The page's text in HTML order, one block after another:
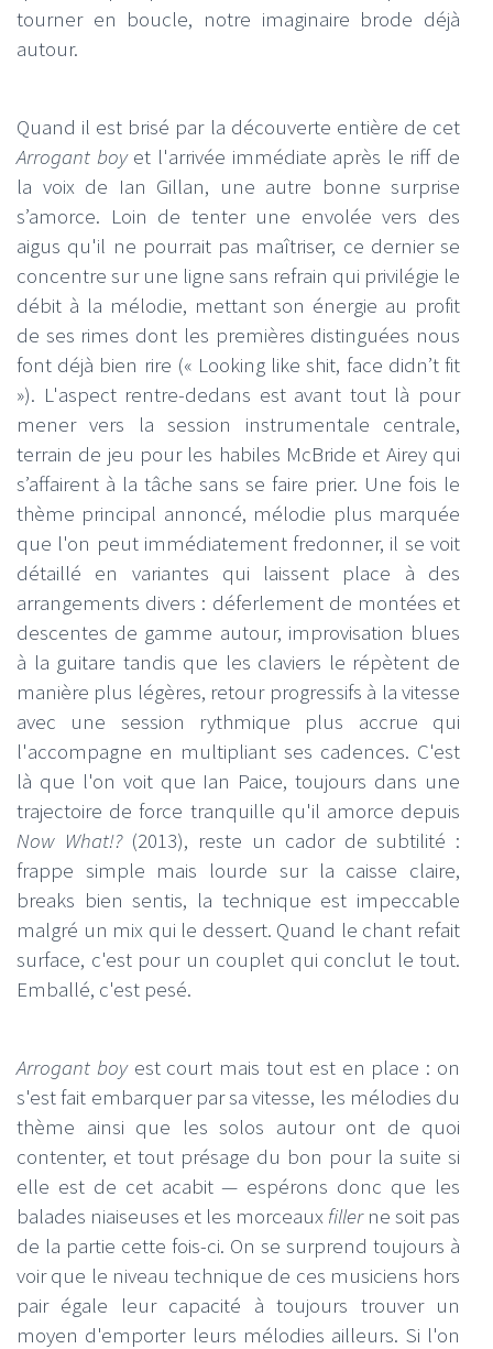
tourner en boucle, notre imaginaire brode déjà
autour.
Quand il est brisé par la découverte entière de cet
Arrogant boyet l'arrivée immédiate après le riff de
la voix de Ian Gillan, une autre bonne surprise
s’amorce. Loin de tenter une envolée vers des
aigus qu'il ne pourrait pas maîtriser, ce dernier se
concentre sur une ligne sans refrain qui privilégie le
débit à la mélodie, mettant son énergie au profit
de ses rimes dont les premières distinguées nous
font déjà bien rire (« Looking like shit, face didn’t fit
»). L'aspect rentre-dedans est avant tout là pour
mener vers la session instrumentale centrale,
terrain de jeu pour les habiles McBride et Airey qui
s’affairent à la tâche sans se faire prier. Une fois le
thème principal annoncé, mélodie plus marquée
que l'on peut immédiatement fredonner, il se voit
détaillé en variantes qui laissent place à des
arrangements divers : déferlement de montées et
descentes de gamme autour, improvisation blues
à la guitare tandis que les claviers le répètent de
manière plus légères, retour progressifs à la vitesse
avec une session rythmique plus accrue qui
l'accompagne en multipliant ses cadences. C'est
là que l'on voit que Ian Paice, toujours dans une
trajectoire de force tranquille qu'il amorce depuis
Now What!?(2013), reste un cador de subtilité :
frappe simple mais lourde sur la caisse claire,
breaks bien sentis, la technique est impeccable
malgré un mix qui le dessert. Quand le chant refait
surface, c'est pour un couplet qui conclut le tout.
Emballé, c'est pesé.
Arrogant boyest court mais tout est en place : on
s'est fait embarquer par sa vitesse, les mélodies du
thème ainsi que les solos autour ont de quoi
contenter, et tout présage du bon pour la suite si
elle est de cet acabit — espérons donc que les
balades niaiseuses et les morceaux filler ne soit pas
de la partie cette fois-ci. On se surprend toujours à
voir que le niveau technique de ces musiciens hors
pair égale leur capacité à toujours trouver un
moyen d'emporter leurs mélodies ailleurs. Si l'on